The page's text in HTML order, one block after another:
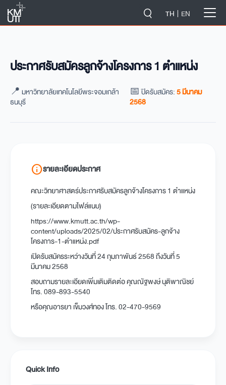
TH EN
ประกาศรับสมัครลูกจ้างโครงการ 1 ตำแหน่ง
📍 มหาวิทยาลัยเทคโนโลยีพระจอมเกล้า
ธนบุรี
📅 ปิดรับสมัคร:5 มีนาคม
2568
infoรายละเอียดประกาศ
คณะวิทยาศาสตร์ประกาศรับสมัครลูกจ้างโครงการ 1 ตำแหน่ง
(รายละเอียดตามไฟล์แนบ)
https://www.kmutt.ac.th/wp-
content/uploads/2025/02/ประกาศรับสมัคร-ลูกจ้าง
โครงการ-1-ตำแหน่ง.pdf
เปิดรับสมัครระหว่างวันที่ 24 กุมภาพันธ์ 2568 ถึงวันที่ 5
มีนาคม 2568
สอบถามรายละเอียดเพิ่มเติมติดต่อ คุณณัฐพงษ์ นุติพาณิชย์
โทร. 089-893-5540
หรือคุณอารยา เข็มวงศ์ทอง โทร. 02-470-9569
Quick Info